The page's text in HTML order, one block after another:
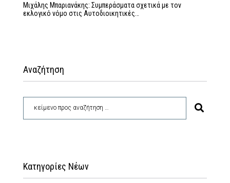
Μιχάλης Μπαριανάκης: Συμπεράσματα σχετικά με τον
εκλογικό νόμο στις Αυτοδιοικητικές…
Αναζήτηση
Κατηγορίες Νέων